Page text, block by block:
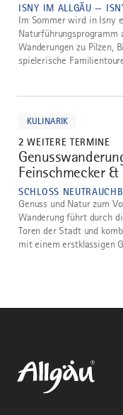
ISNY IM ALLGÄU —
Im Sommer wird in Isny
Naturführungsprogramm
Wanderungen zu Pilzen,
spielerische
KULINARIK
2 WEITERE TERMINE
5
Feinschmecker
SCHLOSS
Genuss und Natur zum
Wanderung führt durch
Toren der Stadt und
mit einem erstklassigen